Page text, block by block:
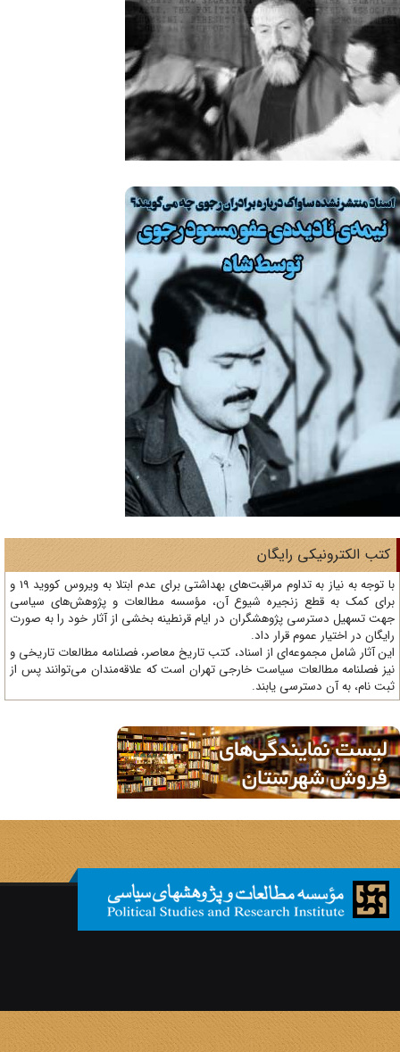
الکترونیکی رایگان
با توجه به نیاز به تداوم مراقبت‌های بهداشتی برای عدم ابتلا به ویروس کووید 19 و
کمک به قطع زنجیره شیوع آن، مؤسسه مطالعات و پژوهش‌های سیاسی
تسهیل دسترسی پژوهشگران در ایام قرنطینه بخشی از آثار خود را به صورت
در اختیار عموم قرار داد.
آثار شامل مجموعه‌ای از اسناد، کتب تاریخ معاصر، فصلنامه‌ مطالعات تاریخی و
فصلنامه مطالعات سیاست خارجی تهران است که علاقه‌مندان می‌توانند پس از
نام، به آن دسترسی یابند.